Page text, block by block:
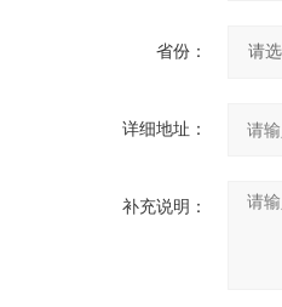
省份：
详细地址：
补充说明：